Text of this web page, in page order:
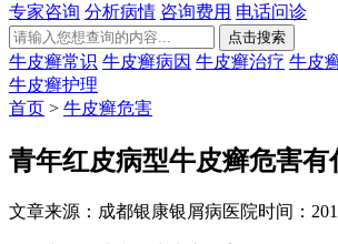
专家咨询 分析病情 咨询费用 电话问诊
牛皮癣常识 牛皮癣病因 牛皮癣治疗 牛皮
牛皮癣护理
首页 > 牛皮癣危害
青年红皮病型牛皮癣危害有
文章来源：成都银康银屑病医院时间：